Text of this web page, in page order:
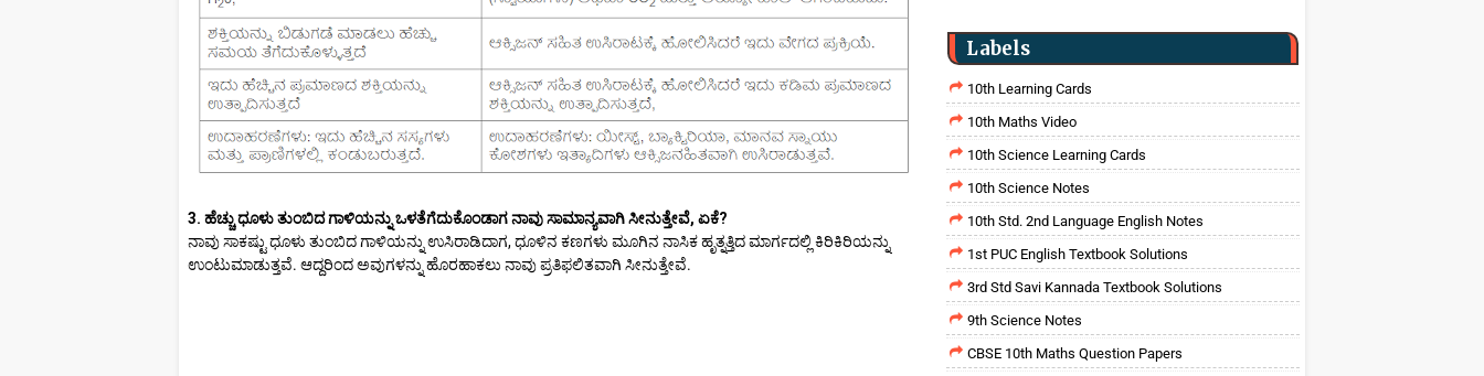
3. ಹೆಚ್ಚು ಧೂಳು ತುಂಬಿದ ಗಾಳಿಯನ್ನು ಒಳತೆಗೆದುಕೊಂಡಾಗ ನಾವು ಸಾಮಾನ್ಯವಾಗಿ ಸೀನುತ್ತೇವೆ, ಏಕೆ?
ನಾವು ಸಾಕಷ್ಟು ಧೂಳು ತುಂಬಿದ ಗಾಳಿಯನ್ನು ಉಸಿರಾಡಿದಾಗ, ಧೂಳಿನ ಕಣಗಳು ಮೂಗಿನ ನಾಸಿಕ ಹೃತ್ನತ್ತಿದ ಮಾರ್ಗದಲ್ಲಿ ಕಿರಿಕಿರಿಯನ್ನು
ಉಂಟುಮಾಡುತ್ತವೆ. ಆದ್ದರಿಂದ ಅವುಗಳನ್ನು ಹೊರಹಾಕಲು ನಾವು ಪ್ರತಿಫಲಿತವಾಗಿ ಸೀನುತ್ತೇವೆ.
Labels
10th Learning Cards
10th Maths Video
10th Science Learning Cards
10th Science Notes
10th Std. 2nd Language English Notes
1st PUC English Textbook Solutions
3rd Std Savi Kannada Textbook Solutions
9th Science Notes
CBSE 10th Maths Question Papers